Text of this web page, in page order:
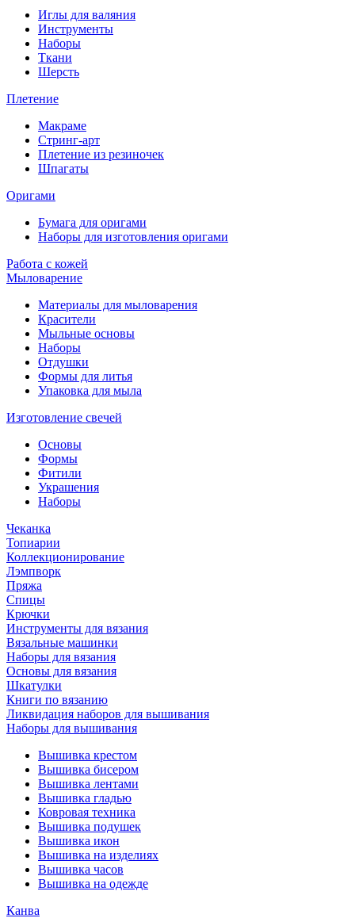
Иглы для валяния
Инструменты
Наборы
Ткани
Шерсть
Плетение
Макраме
Стринг-арт
Плетение из резиночек
Шпагаты
Оригами
Бумага для оригами
Наборы для изготовления оригами
Работа с кожей
Мыловарение
Материалы для мыловарения
Красители
Мыльные основы
Наборы
Отдушки
Формы для литья
Упаковка для мыла
Изготовление свечей
Основы
Формы
Фитили
Украшения
Наборы
Чеканка
Топиарии
Коллекционирование
Лэмпворк
Пряжа
Спицы
Крючки
Инструменты для вязания
Вязальные машинки
Наборы для вязания
Основы для вязания
Шкатулки
Книги по вязанию
Ликвидация наборов для вышивания
Наборы для вышивания
Вышивка крестом
Вышивка бисером
Вышивка лентами
Вышивка гладью
Ковровая техника
Вышивка подушек
Вышивка икон
Вышивка на изделиях
Вышивка часов
Вышивка на одежде
Канва